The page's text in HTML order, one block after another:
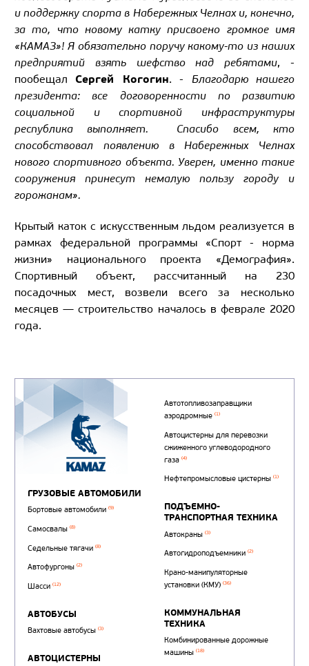
и поддержку спорта в Набережных Челнах и, конечно,
за то, что новому катку присвоено громкое имя
«КАМАЗ»! Я обязательно поручу какому-то из наших
предприятий взять шефство над ребятами, -
пообещалСергей Когогин. - Благодарю нашего
президента: все договоренности по развитию
социальной и спортивной инфраструктуры
республика выполняет. Спасибо всем, кто
способствовал появлению в Набережных Челнах
нового спортивного объекта. Уверен, именно такие
сооружения принесут немалую пользу городу и
горожанам».
Крытый каток с искусственным льдом реализуется в
рамках федеральной программы «Спорт - норма
жизни» национального проекта «Демография».
Спортивный объект, рассчитанный на 230
посадочных мест, возвели всего за несколько
месяцев — строительство началось в феврале 2020
года.